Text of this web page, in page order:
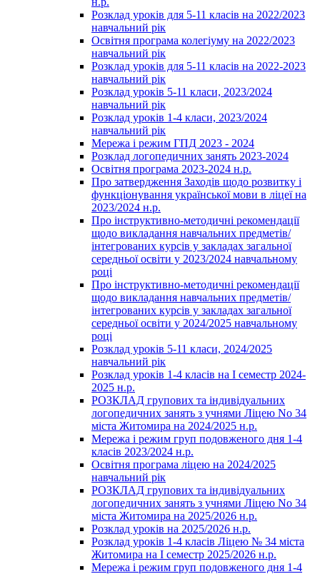
Розклад уроків для 5-11 класів на 2022/2023
навчальний рік
Освітня програма колегіуму на 2022/2023
навчальний рік
Розклад уроків для 5-11 класів на 2022-2023
навчальний рік
Розклад уроків 5-11 класи, 2023/2024
навчальний рік
Розклад уроків 1-4 класи, 2023/2024
навчальний рік
Мережа і режим ГПД 2023 - 2024
Розклад логопедичних занять 2023-2024
Освітня програма 2023-2024 н.р.
Про затвердження Заходів щодо розвитку і
функціонування української мови в ліцеї на
2023/2024 н.р.
Про інструктивно-методичні рекомендації
щодо викладання навчальних предметів/
інтегрованих курсів у закладах загальної
середньої освіти у 2023/2024 навчальному
році
Про інструктивно-методичні рекомендації
щодо викладання навчальних предметів/
інтегрованих курсів у закладах загальної
середньої освіти у 2024/2025 навчальному
році
Розклад уроків 5-11 класи, 2024/2025
навчальний рік
Розклад уроків 1-4 класів на І семестр 2024-
2025 н.р.
РОЗКЛАД групових та індивідуальних
логопедичних занять з учнями Ліцею No 34
міста Житомира на 2024/2025 н.р.
Мережа і режим груп подовженого дня 1-4
класів 2023/2024 н.р.
Освітня програма ліцею на 2024/2025
навчальний рік
РОЗКЛАД групових та індивідуальних
логопедичних занять з учнями Ліцею No 34
міста Житомира на 2025/2026 н.р.
Розклад уроків на 2025/2026 н.р.
Розклад уроків 1-4 класів Ліцею № 34 міста
Житомира на І семестр 2025/2026 н.р.
Мережа і режим груп подовженого дня 1-4